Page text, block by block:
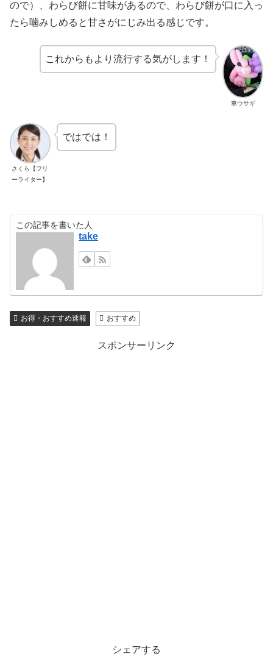
ので）、わらび餅に甘味があるので、わらび餅が口に入っ
たら噛みしめると甘さがにじみ出る感じです。
車ウサギ
これからもより流行する気がします！
さくら【フリ
ーライター】
ではでは！
この記事を書いた人
take
お得・おすすめ速報 おすすめ
スポンサーリンク
シェアする